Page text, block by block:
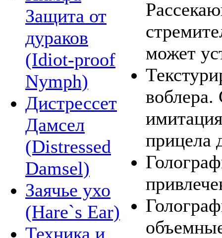
Защита от
дураков
(Idiot-proof
Nymph)
Дистрессет
Дамсел
(Distressed
Damsel)
Заячье ухо
(Hare`s Ear)
Техника и
может
воблера.
прицела